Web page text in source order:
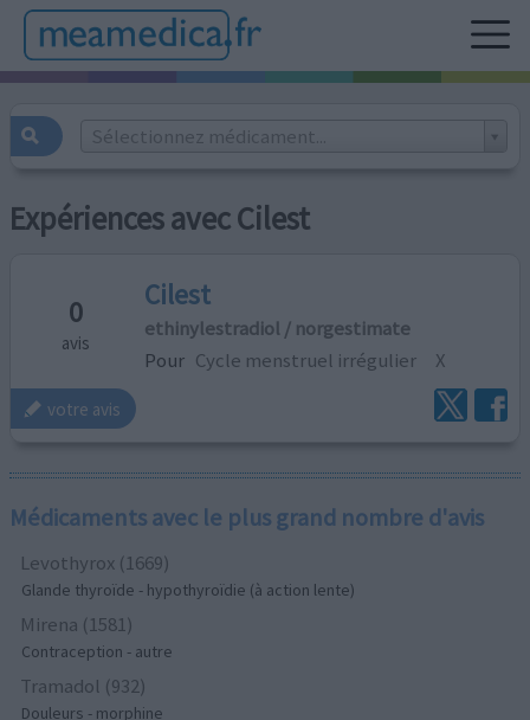
Sélectionnez médicament...
Expériences avec Cilest
0
avis
Cilest
ethinylestradiol / norgestimate
Pour Cycle menstruel irrégulier X
votre avis
Médicaments avec le plus grand nombre d'avis
Levothyrox (1669)
Glande thyroïde - hypothyroïdie (à action lente)
Mirena (1581)
Contraception - autre
Tramadol (932)
Douleurs - morphine